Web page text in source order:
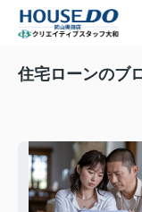
住宅ローンのブ